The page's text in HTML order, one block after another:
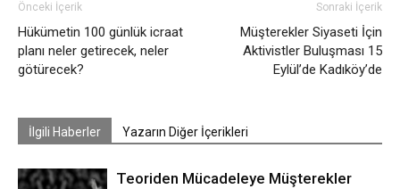
Önceki İçerik
Hükümetin 100 günlük icraat
planı neler getirecek, neler
götürecek?
Sonraki İçerik
Müşterekler Siyaseti İçin
Aktivistler Buluşması 15
Eylül’de Kadıköy’de
İlgili Haberler Yazarın Diğer İçerikleri
Teoriden Mücadeleye Müşterekler